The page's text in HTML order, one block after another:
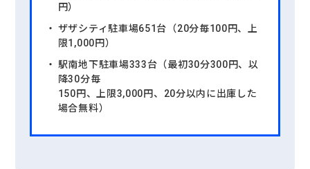
円）
ザザシティ駐車場651台（20分毎100円、上
限1,000円）
駅南地下駐車場333台（最初30分300円、以
降30分毎
150円、上限3,000円、20分以内に出庫した
場合無料）